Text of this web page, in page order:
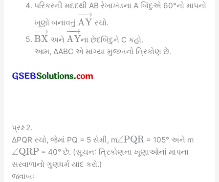
પરિકરની મદદથી AB રેખાખંડના A બિંદુએ 60°નો માપનો
ખૂણો બનાવતું AY
−→
−
રચો.
BX
−→
−
અને AY
−→
−
ના છેદબિંદુને C કહો.
આમ, ∆ABC એ માગ્યા મુજબનો ત્રિકોણ છે.
પ્રશ્ન 2.
∆PQR રચો, જેમાં PQ = 5 સેમી, m∠PQR = 105° અને m
∠QRP = 40° છે. (સૂચનઃ ત્રિકોણના ખૂણાઓનાં માપના
સરવાળાનો ગુણધર્મ યાદ કરો.)
જવાબઃ